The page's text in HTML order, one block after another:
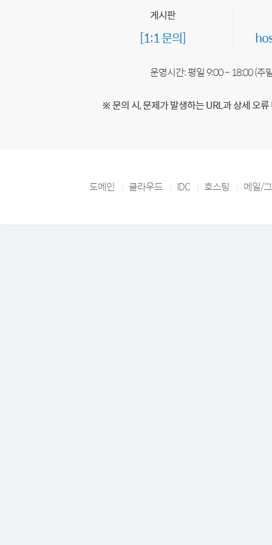
게시판
[1:1 문의]
운영시간: 평일 9:00 ~ 18:00 (주
※ 문의 시, 문제가 발생하는 URL과 상세 오
도메인 클라우드 IDC 호스팅 메일/